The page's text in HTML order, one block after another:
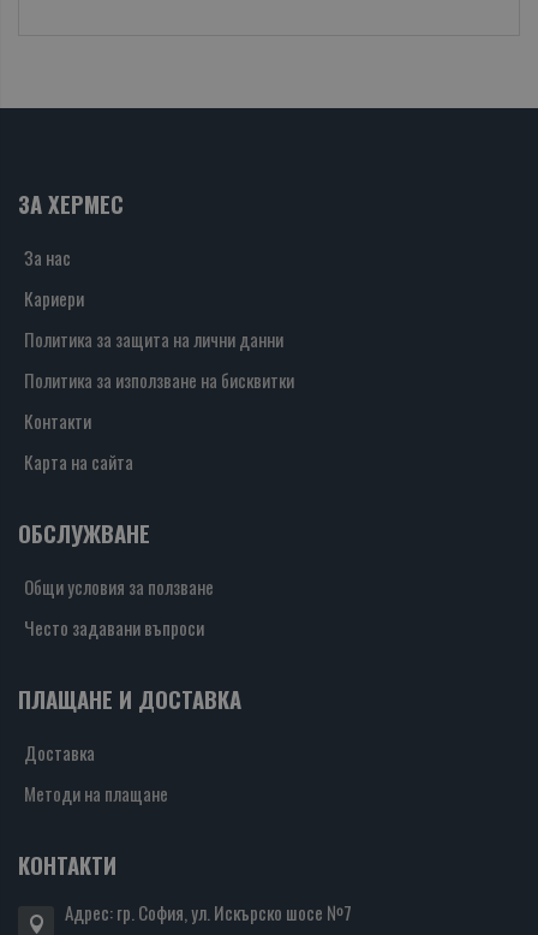
ЗА ХЕРМЕС
За нас
Кариери
Политика за защита на лични данни
Политика за използване на бисквитки
Контакти
Карта на сайта
ОБСЛУЖВАНЕ
Общи условия за ползване
Често задавани въпроси
ПЛАЩАНЕ И ДОСТАВКА
Доставка
Методи на плащане
КОНТАКТИ
Адрес: гр. София, ул. Искърско шосе №7